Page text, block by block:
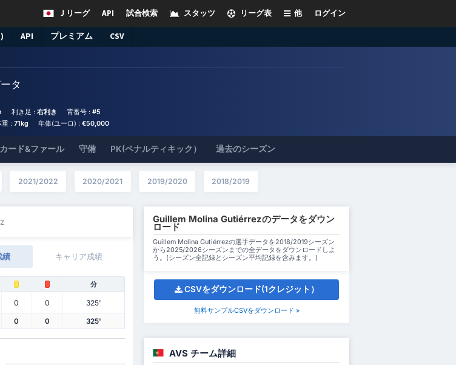
ログイン
他
リーグ表
スタッツ
試合検索
API
Ｊリーグ
API プレミアム CSV
タ
利き足 :右利き 背番号 :#5
重 :71kg 年俸(ユーロ) :€50,000
カード&ファール 守備 PK(ペナルティキック） 過去のシーズン
2021/2022 2020/2021 2019/2020 2018/2019
績 キャリア成績
分
0 0 325'
0 0 325'
Guillem Molina Gutiérrezのデータをダウン
ロード
Guillem Molina Gutiérrezの選手データを2018/2019シーズン
から2025/2026シーズンまでの全データをダウンロードしよ
う。(シーズン全記録とシーズン平均記録を含みます。)
CSVをダウンロード(1クレジット）
無料サンプルCSVをダウンロード »
AVS チーム詳細